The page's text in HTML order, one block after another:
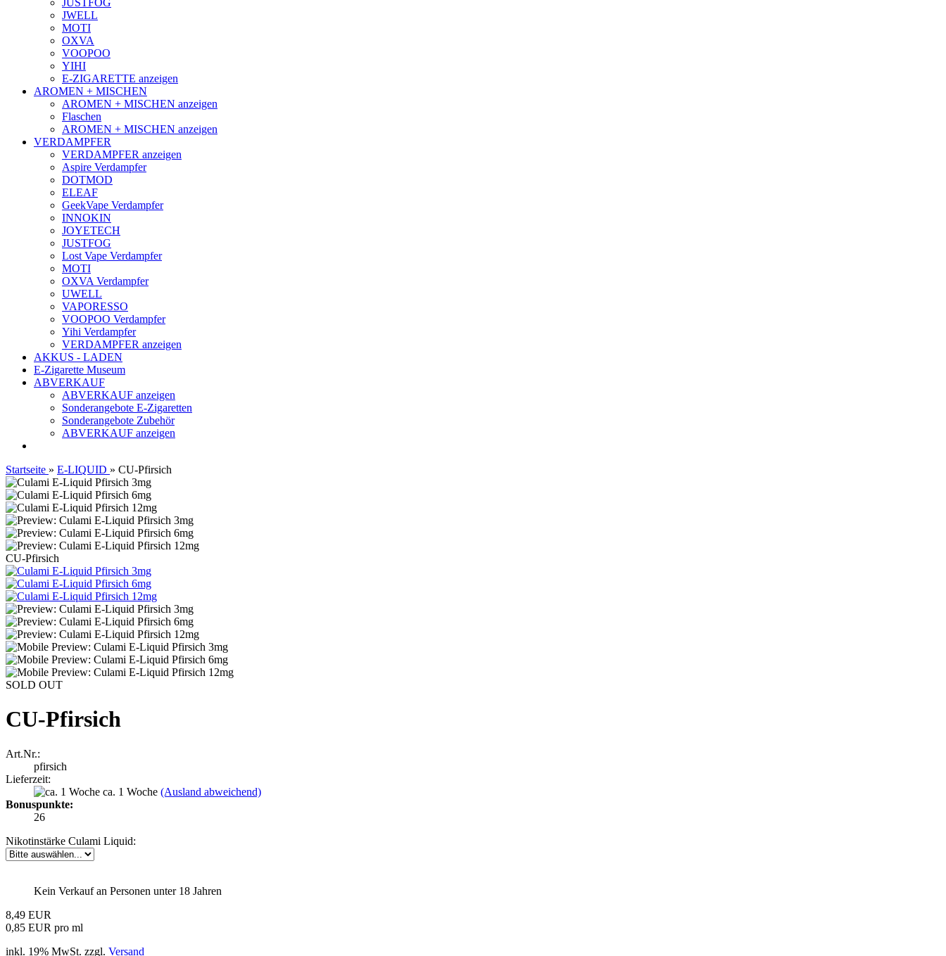
JUSTFOG
JWELL
MOTI
OXVA
VOOPOO
YIHI
E-ZIGARETTE anzeigen
AROMEN + MISCHEN
AROMEN + MISCHEN anzeigen
Flaschen
AROMEN + MISCHEN anzeigen
VERDAMPFER
VERDAMPFER anzeigen
Aspire Verdampfer
DOTMOD
ELEAF
GeekVape Verdampfer
INNOKIN
JOYETECH
JUSTFOG
Lost Vape Verdampfer
MOTI
OXVA Verdampfer
UWELL
VAPORESSO
VOOPOO Verdampfer
Yihi Verdampfer
VERDAMPFER anzeigen
AKKUS - LADEN
E-Zigarette Museum
ABVERKAUF
ABVERKAUF anzeigen
Sonderangebote E-Zigaretten
Sonderangebote Zubehör
ABVERKAUF anzeigen
Startseite » E-LIQUID » CU-Pfirsich
CU-Pfirsich
SOLD OUT
CU-Pfirsich
Art.Nr.:
pfirsich
Lieferzeit:
ca. 1 Woche (Ausland abweichend)
Bonuspunkte:
26
Nikotinstärke Culami Liquid:
Kein Verkauf an Personen unter 18 Jahren
8,49 EUR
0,85 EUR pro ml
inkl. 19% MwSt. zzgl. Versand